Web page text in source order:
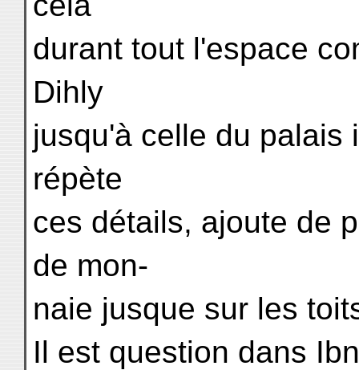
durant tout l'espace
Dihly
jusqu'à celle du palais
répète
ces détails, ajoute de
de mon-
naie jusque sur les
Il est question dans